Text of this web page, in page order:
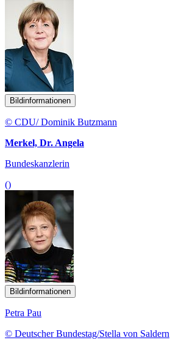
Bildinformationen
© CDU/ Dominik Butzmann
Merkel, Dr. Angela
Bundeskanzlerin
()
Bildinformationen
Petra Pau
© Deutscher Bundestag/Stella von Saldern